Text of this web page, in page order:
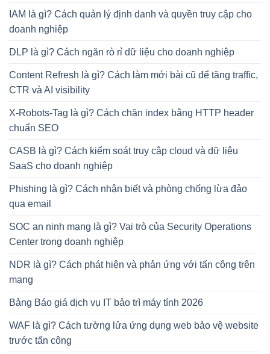
IAM là gì? Cách quản lý định danh và quyền truy cập cho
doanh nghiệp
DLP là gì? Cách ngăn rò rỉ dữ liệu cho doanh nghiệp
Content Refresh là gì? Cách làm mới bài cũ để tăng traffic,
CTR và AI visibility
X-Robots-Tag là gì? Cách chặn index bằng HTTP header
chuẩn SEO
CASB là gì? Cách kiểm soát truy cập cloud và dữ liệu
SaaS cho doanh nghiệp
Phishing là gì? Cách nhận biết và phòng chống lừa đảo
qua email
SOC an ninh mạng là gì? Vai trò của Security Operations
Center trong doanh nghiệp
NDR là gì? Cách phát hiện và phản ứng với tấn công trên
mạng
Bảng Báo giá dịch vụ IT bảo trì máy tính 2026
WAF là gì? Cách tường lửa ứng dụng web bảo vệ website
trước tấn công